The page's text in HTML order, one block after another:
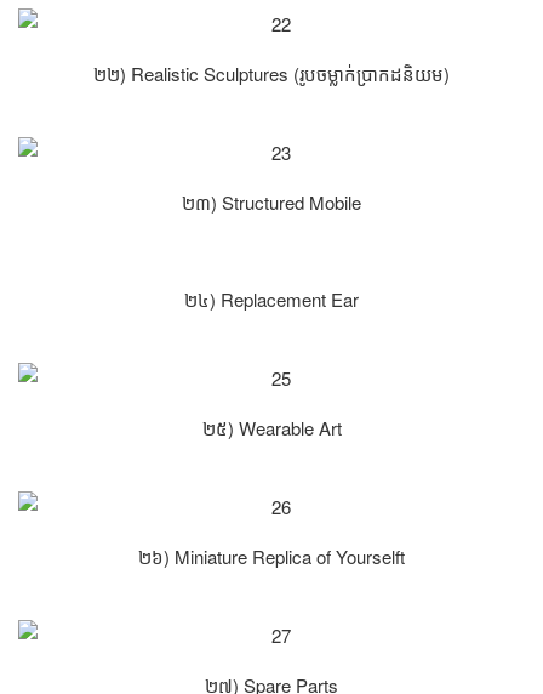
២២) Realistic Sculptures (រូបចម្លាក់ប្រាកដនិយម)
២៣) Structured Mobile
២៤) Replacement Ear
២៥) Wearable Art
២៦) Miniature Replica of Yourselft
២៧) Spare Parts